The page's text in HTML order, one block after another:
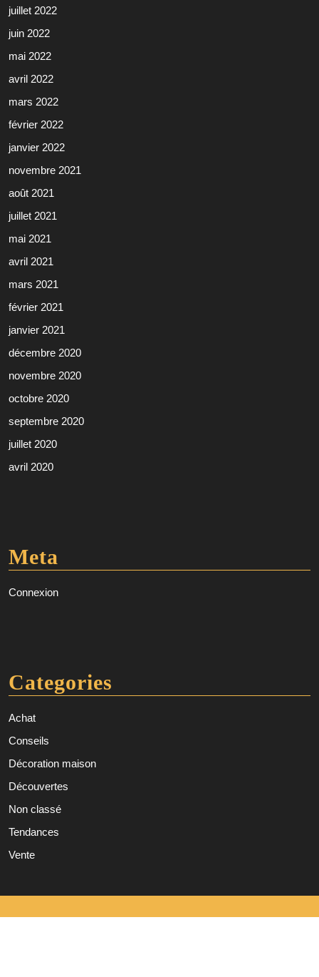
juillet 2022
juin 2022
mai 2022
avril 2022
mars 2022
février 2022
janvier 2022
novembre 2021
août 2021
juillet 2021
mai 2021
avril 2021
mars 2021
février 2021
janvier 2021
décembre 2020
novembre 2020
octobre 2020
septembre 2020
juillet 2020
avril 2020
Meta
Connexion
Categories
Achat
Conseils
Décoration maison
Découvertes
Non classé
Tendances
Vente